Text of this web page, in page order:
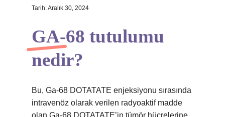
Tarih: Aralık 30, 2024
GA-68 tutulumu
nedir?
Bu, Ga-68 DOTATATE enjeksiyonu sırasında
intravenöz olarak verilen radyoaktif madde
olan Ga-68 DOTATATE’in tümör hücrelerine